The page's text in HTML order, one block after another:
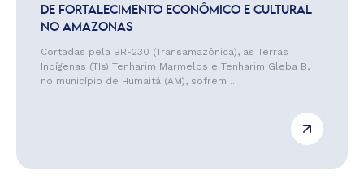
DE FORTALECIMENTO ECONÔMICO E CULTURAL
NO AMAZONAS
Cortadas pela BR-230 (Transamazônica), as Terras
Indígenas (TIs) Tenharim Marmelos e Tenharim Gleba B,
no município de Humaitá (AM), sofrem ...